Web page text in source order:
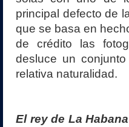
principal defecto de
que se basa en
de crédito las
desluce un
relativa naturalidad.
El rey de La Habana